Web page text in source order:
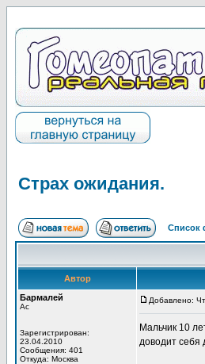
Страх ожидания.
Список
Автор
Бармалей
Ас
Зарегистрирован:
23.04.2010
Сообщения: 401
Откуда: Москва
Добавлено:
Мальчик 10
доводит себя